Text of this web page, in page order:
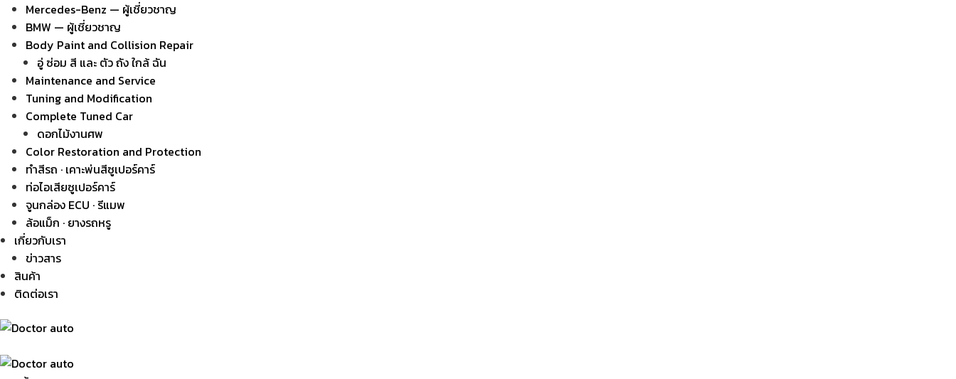
Mercedes-Benz — ผู้เชี่ยวชาญ
BMW — ผู้เชี่ยวชาญ
Body Paint and Collision Repair
อู่ ซ่อม สี และ ตัว ถัง ใกล้ ฉัน
Maintenance and Service
Tuning and Modification
Complete Tuned Car
ดอกไม้งานศพ
Color Restoration and Protection
ทำสีรถ · เคาะพ่นสีซูเปอร์คาร์
ท่อไอเสียซูเปอร์คาร์
จูนกล่อง ECU · รีแมพ
ล้อแม็ก · ยางรถหรู
เกี่ยวกับเรา
ข่าวสาร
สินค้า
ติดต่อเรา